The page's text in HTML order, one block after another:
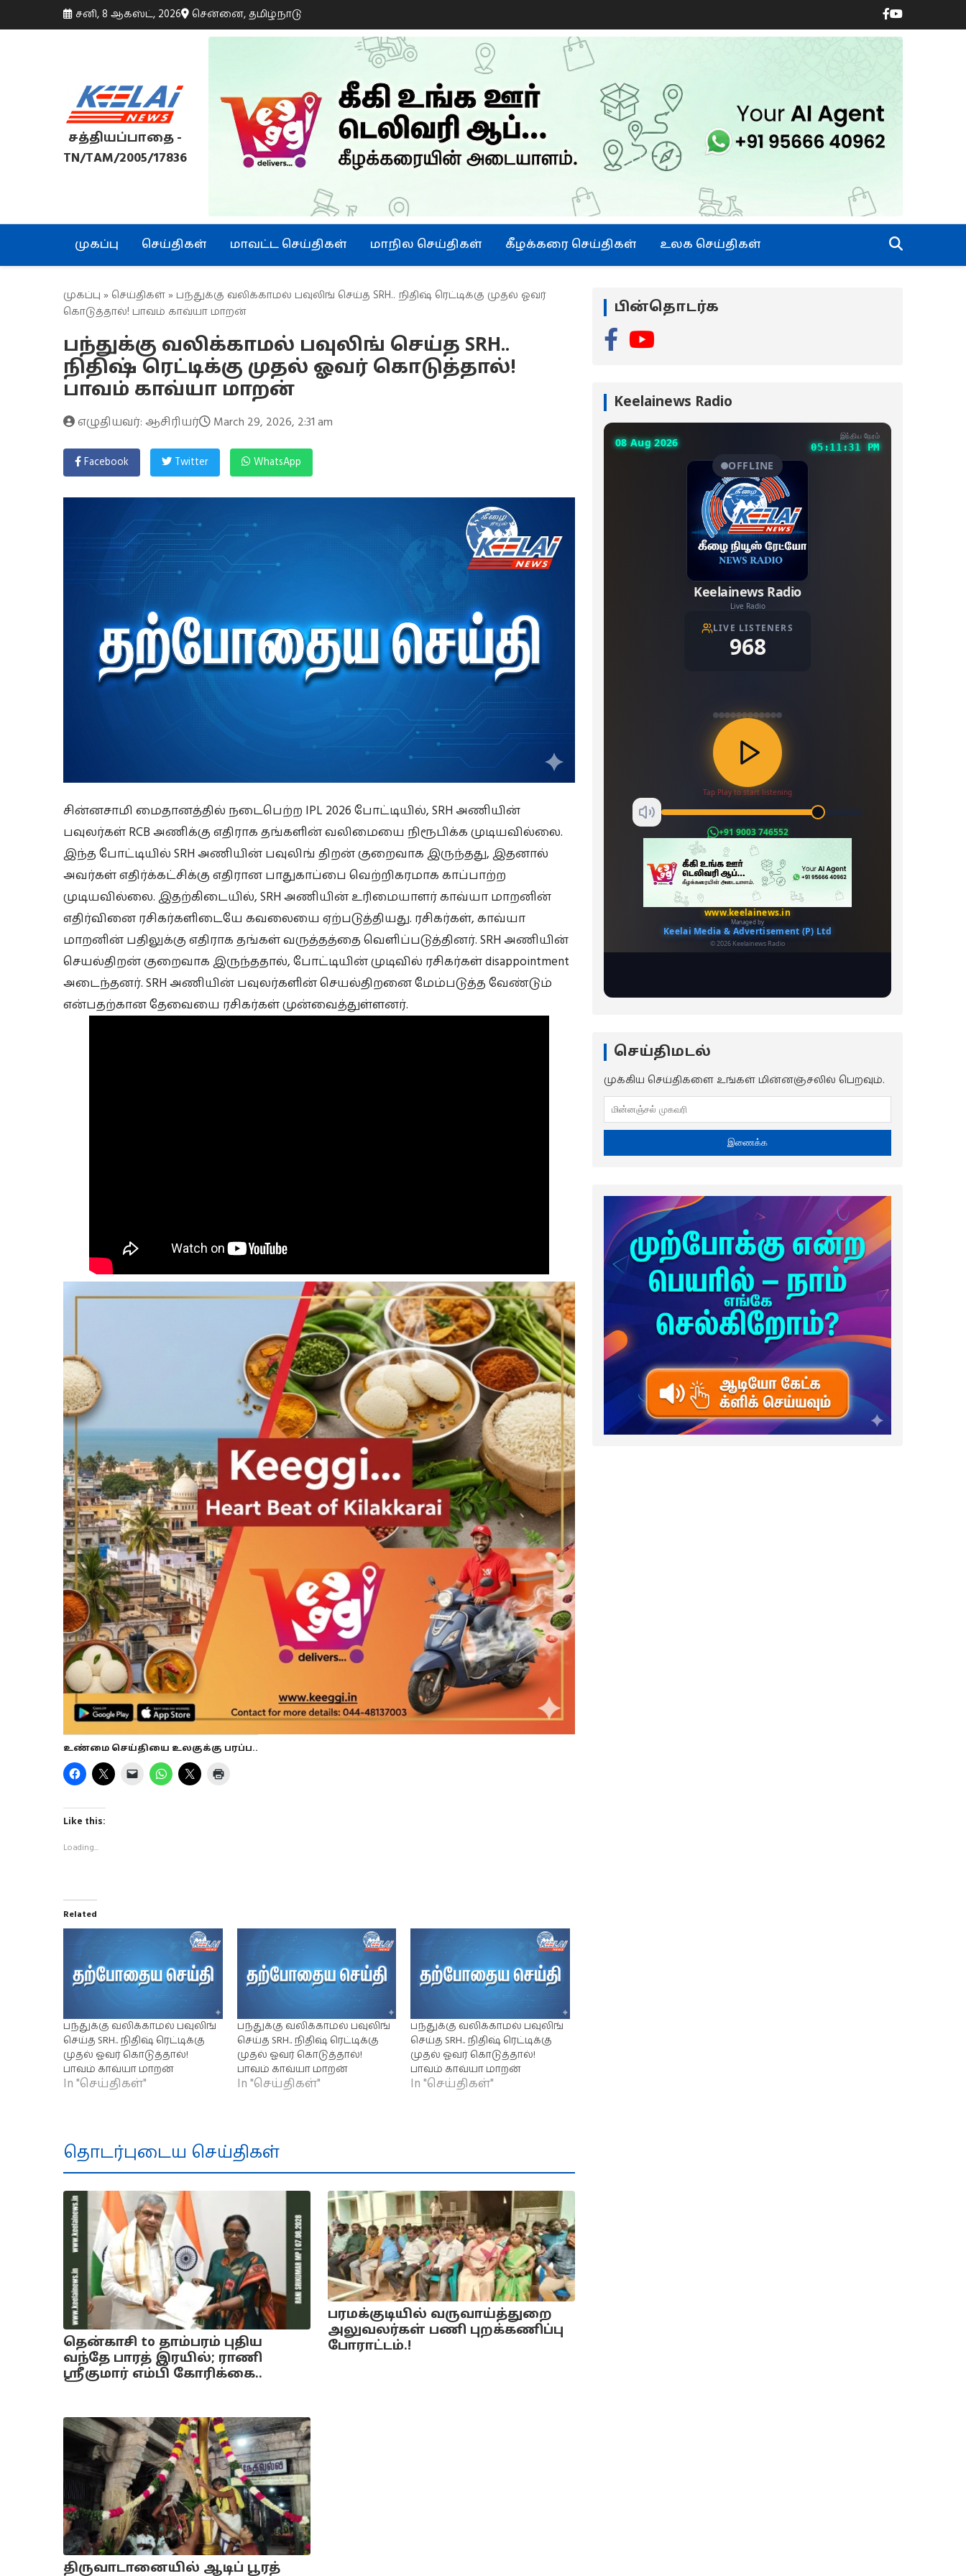
சனி, 8 ஆகஸ்ட், 2026 சென்னை, தமிழ்நாடு
சத்தியப்பாதை -
TN/TAM/2005/17836
முகப்பு செய்திகள் மாவட்ட செய்திகள் மாநில செய்திகள் கீழக்கரை செய்திகள் உலக செய்திகள்
முகப்பு » செய்திகள் » பந்துக்கு வலிக்காமல் பவுலிங் செய்த SRH.. நிதிஷ் ரெட்டிக்கு முதல் ஓவர்
கொடுத்தால்! பாவம் காவ்யா மாறன்
பந்துக்கு வலிக்காமல் பவுலிங் செய்த SRH..
நிதிஷ் ரெட்டிக்கு முதல் ஓவர் கொடுத்தால்!
பாவம் காவ்யா மாறன்
எழுதியவர்: ஆசிரியர் March 29, 2026, 2:31 am
Facebook Twitter WhatsApp
சின்னசாமி மைதானத்தில் நடைபெற்ற IPL 2026 போட்டியில், SRH அணியின்
பவுலர்கள் RCB அணிக்கு எதிராக தங்களின் வலிமையை நிரூபிக்க முடியவில்லை.
இந்த போட்டியில் SRH அணியின் பவுலிங் திறன் குறைவாக இருந்தது, இதனால்
அவர்கள் எதிர்க்கட்சிக்கு எதிரான பாதுகாப்பை வெற்றிகரமாக காப்பாற்ற
முடியவில்லை. இதற்கிடையில், SRH அணியின் உரிமையாளர் காவ்யா மாறனின்
எதிர்வினை ரசிகர்களிடையே கவலையை ஏற்படுத்தியது. ரசிகர்கள், காவ்யா
மாறனின் பதிலுக்கு எதிராக தங்கள் வருத்தத்தை வெளிப்படுத்தினர். SRH அணியின்
செயல்திறன் குறைவாக இருந்ததால், போட்டியின் முடிவில் ரசிகர்கள் disappointment
அடைந்தனர். SRH அணியின் பவுலர்களின் செயல்திறனை மேம்படுத்த வேண்டும்
என்பதற்கான தேவையை ரசிகர்கள் முன்வைத்துள்ளனர்.
உண்மை செய்தியை உலகுக்கு பரப்ப..
Like this:
Loading...
Related
பந்துக்கு வலிக்காமல் பவுலிங்
செய்த SRH.. நிதிஷ் ரெட்டிக்கு
முதல் ஓவர் கொடுத்தால்!
பாவம் காவ்யா மாறன்
In "செய்திகள்"
பந்துக்கு வலிக்காமல் பவுலிங்
செய்த SRH.. நிதிஷ் ரெட்டிக்கு
முதல் ஓவர் கொடுத்தால்!
பாவம் காவ்யா மாறன்
In "செய்திகள்"
பந்துக்கு வலிக்காமல் பவுலிங்
செய்த SRH.. நிதிஷ் ரெட்டிக்கு
முதல் ஓவர் கொடுத்தால்!
பாவம் காவ்யா மாறன்
In "செய்திகள்"
தொடர்புடைய செய்திகள்
தென்காசி to தாம்பரம் புதிய
வந்தே பாரத் இரயில்; ராணி
ஸ்ரீகுமார் எம்பி கோரிக்கை..
பரமக்குடியில் வருவாய்த்துறை
அலுவலர்கள் பணி புறக்கணிப்பு
போராட்டம்.!
திருவாடானையில் ஆடிப் பூரத்
பின்தொடர்க
Keelainews Radio
செய்திமடல்
முக்கிய செய்திகளை உங்கள் மின்னஞ்சலில் பெறவும்.
இணைக்க